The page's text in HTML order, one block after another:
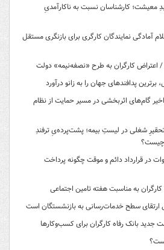
معیشت؛ کارشناسان نسبت به ناکارآمدیِ
آمادگی نمایندگان کارگری برای بازنگری مستقل
اعتراض کارگران به طرح «نصفه‌نیمه» دولت
برترین پدافندهای جهان را به زانو درآورد
گام‌های اثربخشی در مسیر حمایت از نظام
شغلی در لیستِ بیمه؛ پشت‌پرده‌یِ ترفندِ
چیست؟
در قرارداد دائم و موقت چگونه پرداخت
کارگران به مناسبت هفته تامین اجتماعی
ارتقای سطح خدمات‌رسانی به بازنشستگان است
بانک رفاه کارگران برای کسب‌وکارها